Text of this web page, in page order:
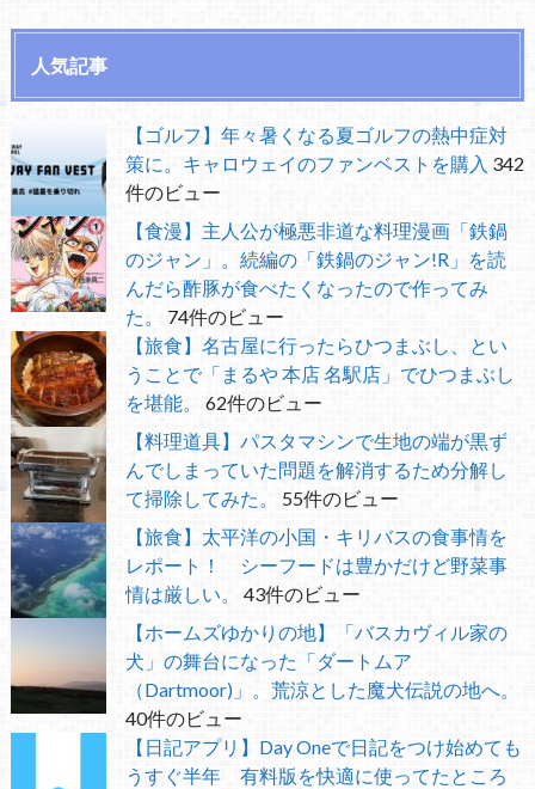
人気記事
【ゴルフ】年々暑くなる夏ゴルフの熱中症対
策に。キャロウェイのファンベストを購入 342
件のビュー
【食漫】主人公が極悪非道な料理漫画「鉄鍋
のジャン」。続編の「鉄鍋のジャン!R」を読
んだら酢豚が食べたくなったので作ってみ
た。
74件のビュー
【旅食】名古屋に行ったらひつまぶし、とい
うことで「まるや 本店 名駅店」でひつまぶし
を堪能。
62件のビュー
【料理道具】パスタマシンで生地の端が黒ず
んでしまっていた問題を解消するため分解し
て掃除してみた。
55件のビュー
【旅食】太平洋の小国・キリバスの食事情を
レポート！ シーフードは豊かだけど野菜事
情は厳しい。
43件のビュー
【ホームズゆかりの地】「バスカヴィル家の
犬」の舞台になった「ダートムア
（Dartmoor)」。荒涼とした魔犬伝説の地へ。
40件のビュー
【日記アプリ】Day Oneで日記をつけ始めても
うすぐ半年 有料版を快適に使ってたところ